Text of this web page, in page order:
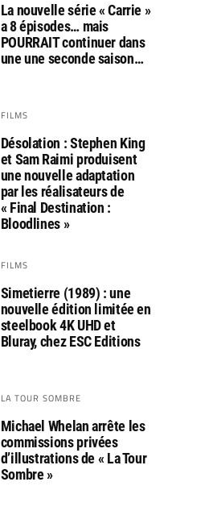
La nouvelle série « Carrie »
a 8 épisodes… mais
POURRAIT continuer dans
une une seconde saison…
FILMS
Désolation : Stephen King
et Sam Raimi produisent
une nouvelle adaptation
par les réalisateurs de
« Final Destination :
Bloodlines »
FILMS
Simetierre (1989) : une
nouvelle édition limitée en
steelbook 4K UHD et
Bluray, chez ESC Editions
LA TOUR SOMBRE
Michael Whelan arrête les
commissions privées
d’illustrations de « La Tour
Sombre »